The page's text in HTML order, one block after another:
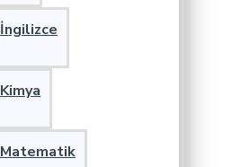
İngilizce
Kimya
Matematik